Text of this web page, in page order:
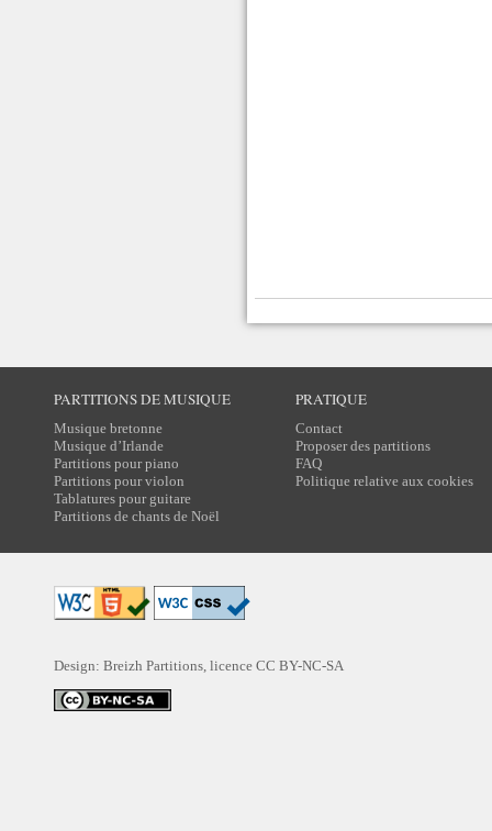
PARTITIONS DE MUSIQUE
Musique bretonne
Musique d’Irlande
Partitions pour piano
Partitions pour violon
Tablatures pour guitare
Partitions de chants de Noël
PRATIQUE
Contact
Proposer des partitions
FAQ
Politique relative aux cookies
Design: Breizh Partitions, licence CC BY-NC-SA